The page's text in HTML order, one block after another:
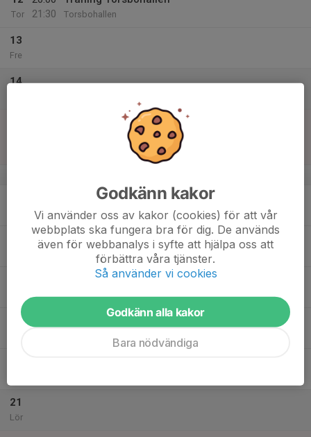
Tor
21:30
Torsbohallen
13
Fre
14
Match mot IBK Vänersborg Dam U
Damer Division 2/Damjunior
Idrottshuset, Vänersborg
17:45
Träning Entréhallen
Arena Älvhögsborg
19 Träning Torsbohallen
21
Lör
Godkänn kakor
Vi använder oss av kakor (cookies) för att vår
webbplats ska fungera bra för dig. De används
även för webbanalys i syfte att hjälpa oss att
förbättra våra tjänster.
Så använder vi cookies
Godkänn alla kakor
Bara nödvändiga